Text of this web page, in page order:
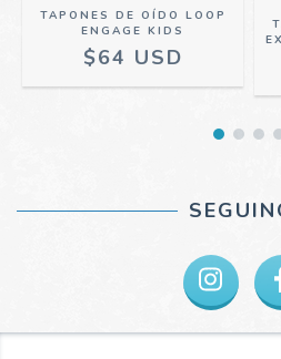
TAPONES DE OÍDO LOOP
ENGAGE KIDS
$64 USD